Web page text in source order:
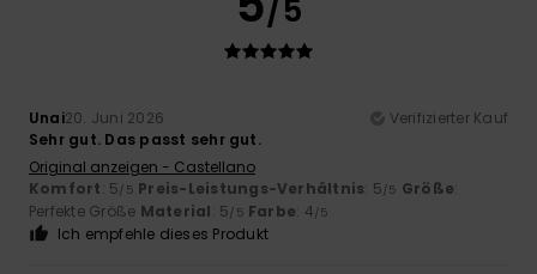
/5
Unai20. Juni 2026
Verifizierter Kauf
Sehr gut. Das passt sehr gut.
Original anzeigen - Castellano
Komfort: 5/5 Preis-Leistungs-Verhältnis: 5/5 Größe:
Perfekte Größe Material: 5/5 Farbe: 4/5
Ich empfehle dieses Produkt